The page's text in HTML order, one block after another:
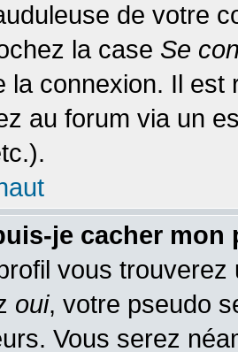
de votre
la case Se
la connexion. Il
au forum via un
je cacher
vous
oui, votre pseudo
Vous serez